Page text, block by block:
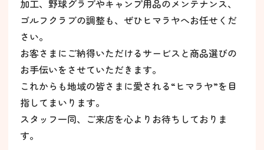
加工、野球グラブやキャンプ用品のメンテナンス、
ゴルフクラブの調整も、ぜひヒマラヤへお任せくだ
さい。
お客さまにご納得いただけるサービスと商品選びの
お手伝いをさせていただきます。
これからも地域の皆さまに愛される“ヒマラヤ”を目
指してまいります。
スタッフ一同、ご来店を心よりお待ちしておりま
す。